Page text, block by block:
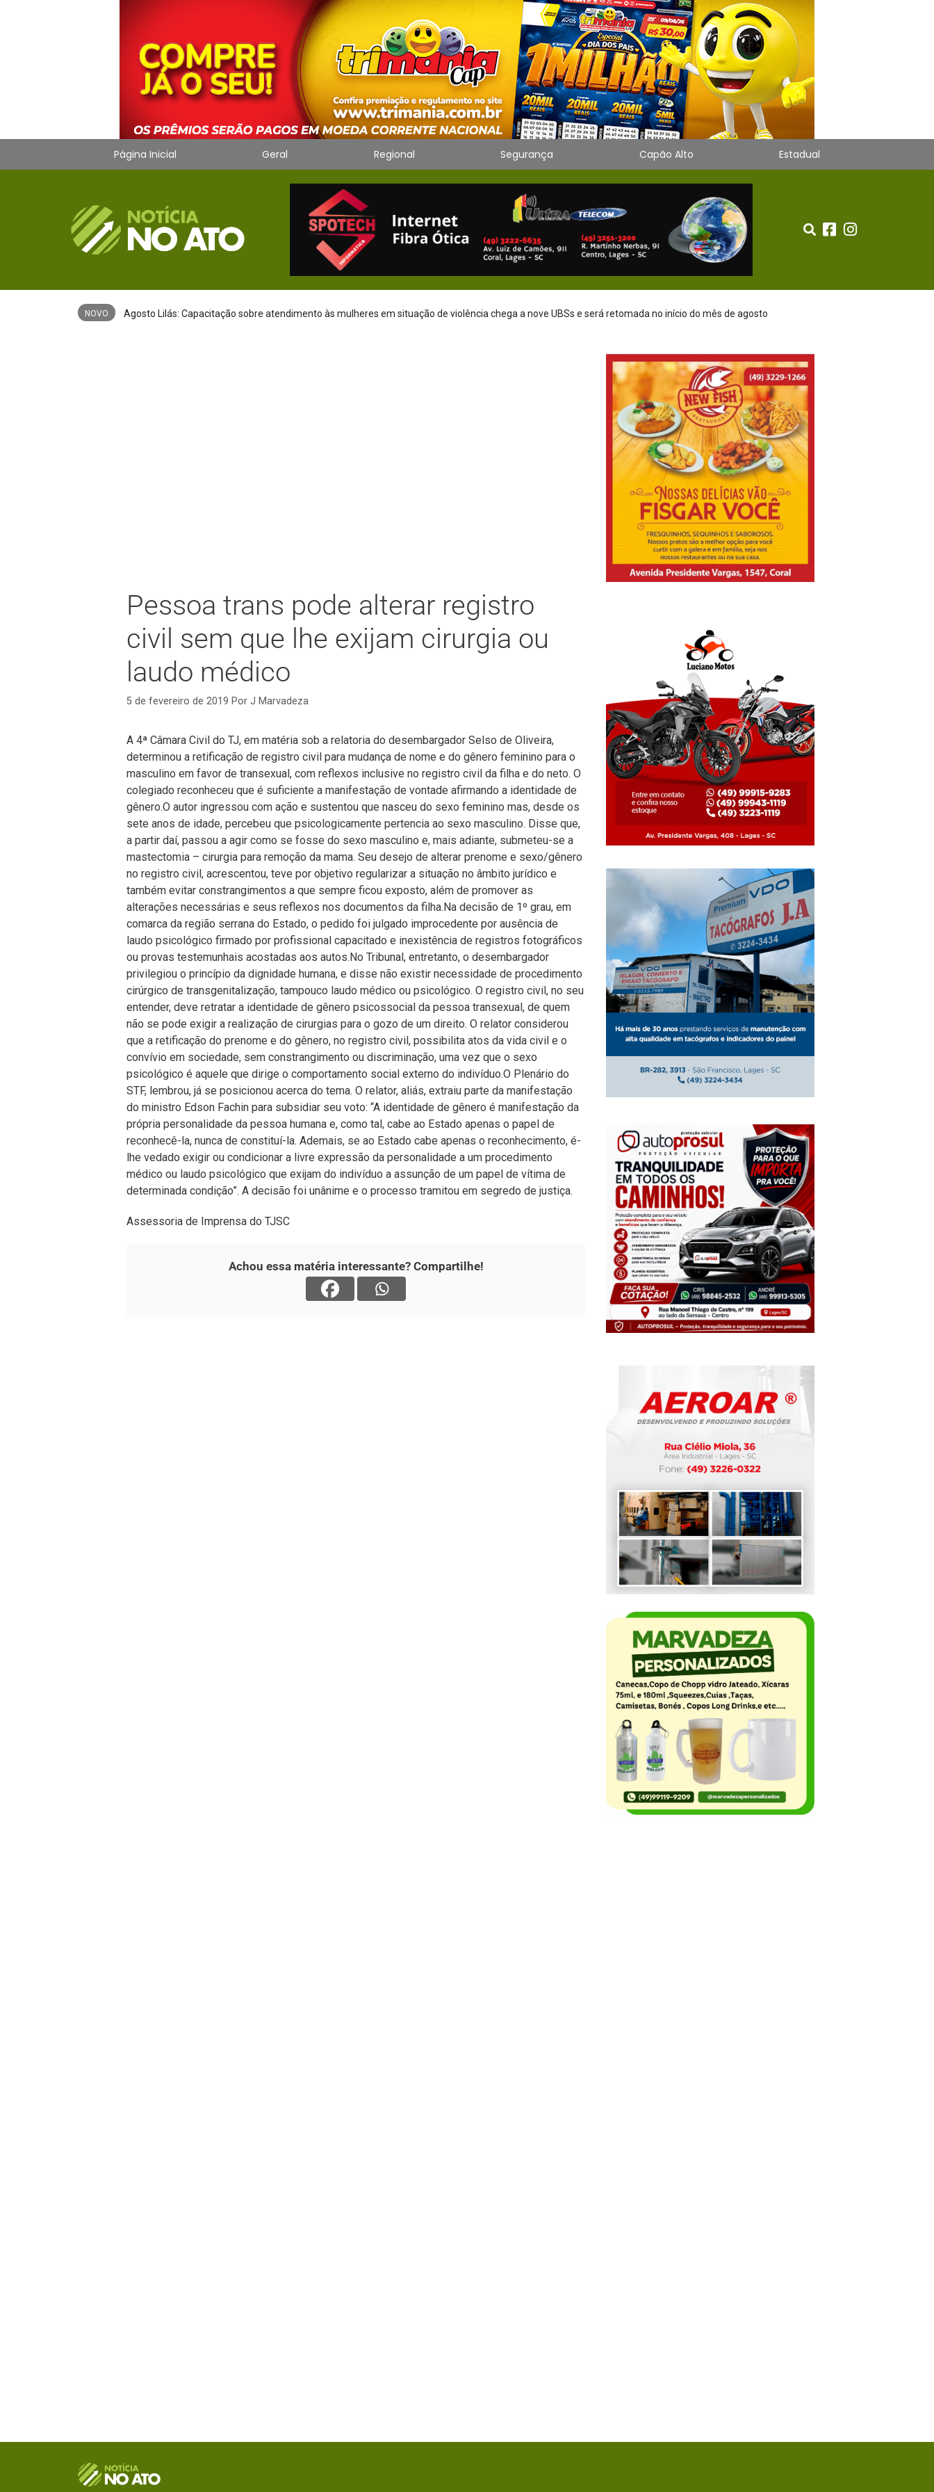
Página Inicial Geral Regional Segurança Capão Alto Estadual
NOVO Trio é preso após furto de cerca de 3,5 mil metros de cabos de energia em São Joaquim
Pessoa trans pode alterar registro
civil sem que lhe exijam cirurgia ou
laudo médico
5 de fevereiro de 2019 Por J Marvadeza
A 4ª Câmara Civil do TJ, em matéria sob a relatoria do desembargador Selso de Oliveira,
determinou a retificação de registro civil para mudança de nome e do gênero feminino para o
masculino em favor de transexual, com reflexos inclusive no registro civil da filha e do neto. O
colegiado reconheceu que é suficiente a manifestação de vontade afirmando a identidade de
gênero.O autor ingressou com ação e sustentou que nasceu do sexo feminino mas, desde os
sete anos de idade, percebeu que psicologicamente pertencia ao sexo masculino. Disse que,
a partir daí, passou a agir como se fosse do sexo masculino e, mais adiante, submeteu-se a
mastectomia – cirurgia para remoção da mama. Seu desejo de alterar prenome e sexo/gênero
no registro civil, acrescentou, teve por objetivo regularizar a situação no âmbito jurídico e
também evitar constrangimentos a que sempre ficou exposto, além de promover as
alterações necessárias e seus reflexos nos documentos da filha.Na decisão de 1º grau, em
comarca da região serrana do Estado, o pedido foi julgado improcedente por ausência de
laudo psicológico firmado por profissional capacitado e inexistência de registros fotográficos
ou provas testemunhais acostadas aos autos.No Tribunal, entretanto, o desembargador
privilegiou o princípio da dignidade humana, e disse não existir necessidade de procedimento
cirúrgico de transgenitalização, tampouco laudo médico ou psicológico. O registro civil, no seu
entender, deve retratar a identidade de gênero psicossocial da pessoa transexual, de quem
não se pode exigir a realização de cirurgias para o gozo de um direito. O relator considerou
que a retificação do prenome e do gênero, no registro civil, possibilita atos da vida civil e o
convívio em sociedade, sem constrangimento ou discriminação, uma vez que o sexo
psicológico é aquele que dirige o comportamento social externo do indivíduo.O Plenário do
STF, lembrou, já se posicionou acerca do tema. O relator, aliás, extraiu parte da manifestação
do ministro Edson Fachin para subsidiar seu voto: “A identidade de gênero é manifestação da
própria personalidade da pessoa humana e, como tal, cabe ao Estado apenas o papel de
reconhecê-la, nunca de constituí-la. Ademais, se ao Estado cabe apenas o reconhecimento, é-
lhe vedado exigir ou condicionar a livre expressão da personalidade a um procedimento
médico ou laudo psicológico que exijam do indivíduo a assunção de um papel de vítima de
determinada condição”. A decisão foi unânime e o processo tramitou em segredo de justiça.
Assessoria de Imprensa do TJSC
Achou essa matéria interessante? Compartilhe!